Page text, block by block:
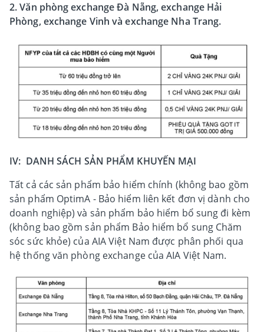
2. Văn phòng exchange Đà Nẵng, exchange Hải
Phòng, exchange Vinh và exchange Nha Trang.
IV: DANH SÁCH SẢN PHẨM KHUYẾN MẠI
Tất cả các sản phẩm bảo hiểm chính (không bao gồm
sản phẩm OptimA - Bảo hiểm liên kết đơn vị dành cho
doanh nghiệp) và sản phẩm bảo hiểm bổ sung đi kèm
(không bao gồm sản phẩm Bảo hiểm bổ sung Chăm
sóc sức khỏe) của AIA Việt Nam được phân phối qua
hệ thống văn phòng exchange của AIA Việt Nam.